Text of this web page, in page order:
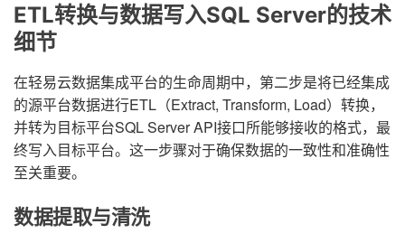
ETL转换与数据写入SQL Server的技术
细节
在轻易云数据集成平台的生命周期中，第二步是将已经集成
的源平台数据进行ETL（Extract, Transform, Load）转换，
并转为目标平台SQL Server API接口所能够接收的格式，最
终写入目标平台。这一步骤对于确保数据的一致性和准确性
至关重要。
数据提取与清洗